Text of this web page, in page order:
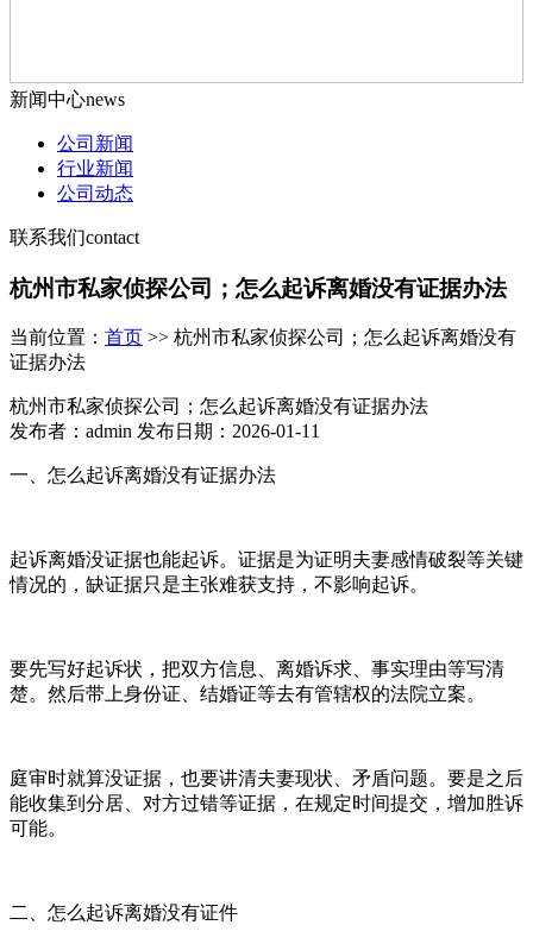
新闻中心news
公司新闻
行业新闻
公司动态
联系我们contact
杭州市私家侦探公司；怎么起诉离婚没有证据办法
当前位置： 首页 >> 杭州市私家侦探公司；怎么起诉离婚没有
证据办法
杭州市私家侦探公司；怎么起诉离婚没有证据办法
发布者：admin 发布日期：2026-01-11
一、怎么起诉离婚没有证据办法
起诉离婚没证据也能起诉。证据是为证明夫妻感情破裂等关键
情况的，缺证据只是主张难获支持，不影响起诉。
要先写好起诉状，把双方信息、离婚诉求、事实理由等写清
楚。然后带上身份证、结婚证等去有管辖权的法院立案。
庭审时就算没证据，也要讲清夫妻现状、矛盾问题。要是之后
能收集到分居、对方过错等证据，在规定时间提交，增加胜诉
可能。
二、怎么起诉离婚没有证件